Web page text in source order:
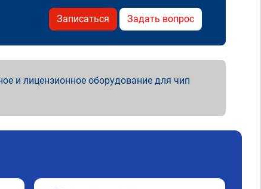
Записаться Задать вопрос
и лицензионное оборудование для чип